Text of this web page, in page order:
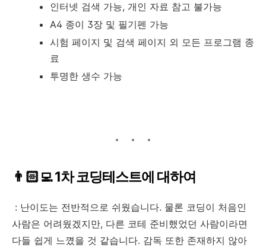
인터넷 검색 가능, 개인 자료 참고 불가능
A4 종이 3장 및 필기펜 가능
시험 페이지 및 검색 페이지 외 모든 프로그램 종
료
투명한 생수 가능
👨🏻‍💻 1차 코딩테스트에 대하여
: 난이도는 전반적으로 쉬웠습니다. 물론 코딩이 처음인
사람은 어려웠겠지만, 다른 코테 준비했었던 사람이라면
다들 쉽게 느꼈을 것 같습니다. 감독 또한 존재하지 않아